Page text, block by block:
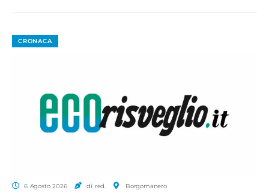
CRONACA
6 Agosto 2026 di red. Borgomanero